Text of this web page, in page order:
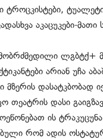
ტროცკისტები,
აკაცუკები-მათი
ლგბტქ+
არიან უჩა
მზერის დასატკბობად
თეატრის დასი
ის ტრაკუცუნა
რომ ადის